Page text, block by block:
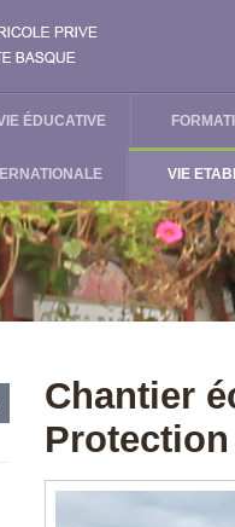
ÉDUCATIVE
VIE
Chantier